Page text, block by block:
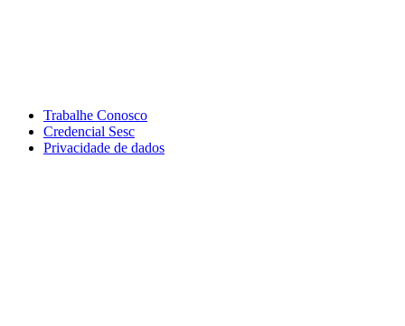
Trabalhe Conosco
Credencial Sesc
Privacidade de dados